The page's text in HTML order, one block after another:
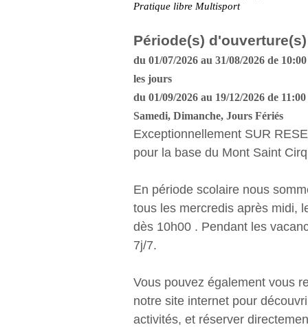
Pratique libre Multisport
Période(s) d'ouverture(s)
du 01/07/2026 au 31/08/2026 de
les jours
du 01/09/2026 au 19/12/2026 de
Samedi, Dimanche, Jours Fériés
Exceptionnellement SUR
pour la base du Mont Saint
En période scolaire nous
tous les mercredis après midi,
dès 10h00 . Pendant les
7j/7.
Vous pouvez également vous
notre site internet pour
activités, et réserver